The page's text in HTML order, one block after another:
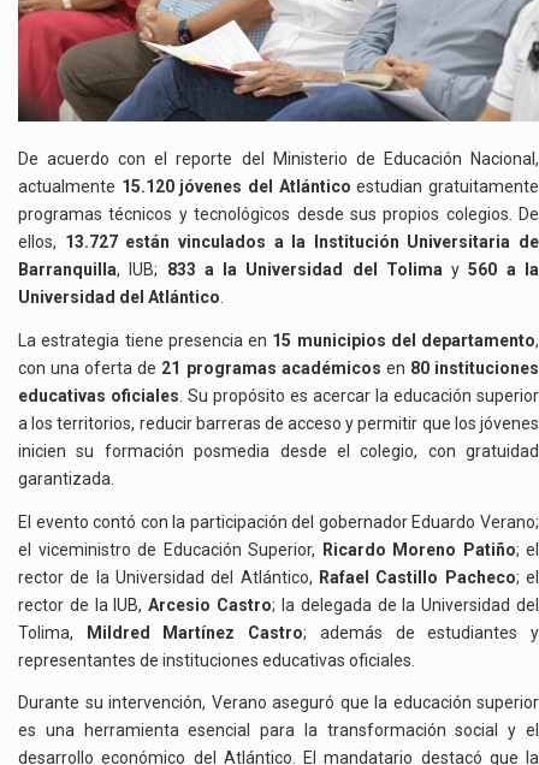
De acuerdo con el reporte del Ministerio de Educación Nacional,
actualmente 15.120 jóvenes del Atlántico estudian gratuitamente
programas técnicos y tecnológicos desde sus propios colegios. De
ellos, 13.727 están vinculados a la Institución Universitaria de
Barranquilla, IUB; 833 a la Universidad del Tolimay560 a la
Universidad del Atlántico.
La estrategia tiene presencia en 15 municipios del departamento,
con una oferta de 21 programas académicos en 80 instituciones
educativas oficiales . Su propósito es acercar la educación superior
a los territorios, reducir barreras de acceso y permitir que los jóvenes
inicien su formación posmedia desde el colegio, con gratuidad
garantizada.
El evento contó con la participación del gobernador Eduardo Verano;
el viceministro de Educación Superior,
Ricardo Moreno Patiño; el
rector de la Universidad del Atlántico, Rafael Castillo Pacheco; el
rector de la IUB,Arcesio Castro; la delegada de la Universidad del
Tolima,
Mildred Martínez Castro; además de estudiantes y
representantes de instituciones educativas oficiales.
Durante su intervención, Verano aseguró que la educación superior
es una herramienta esencial para la transformación social y el
desarrollo económico del Atlántico. El mandatario destacó que la